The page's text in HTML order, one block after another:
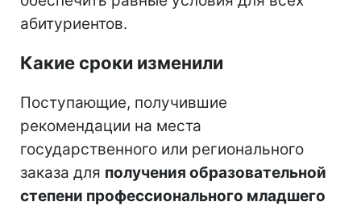
абитуриентов.
Какие сроки изменили
Поступающие, получившие
рекомендации на места
государственного или регионального
заказа для получения образовательной
степени профессионального младшего